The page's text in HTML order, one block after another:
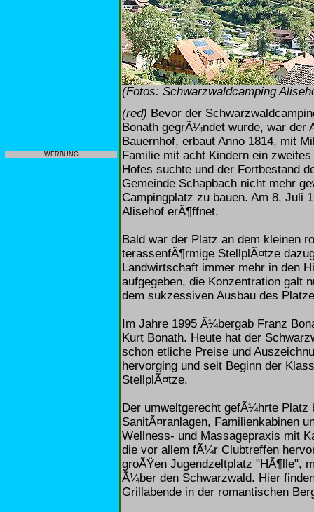
WERBUNG
(Fotos: Schwarzwaldcamping
(red) Bevor der
Bonath gegrÃ¼ndet wurde, war der
Bauernhof, erbaut Anno 1814, mit
Familie mit acht Kindern ein
Hofes suchte und der Fortbestand
Gemeinde Schapbach nicht mehr
Campingplatz zu bauen. Am 8. Juli
Alisehof erÃ¶ffnet.
Bald war der Platz an dem kleinen
terassenfÃ¶rmige StellplÃ¤tze
Landwirtschaft immer mehr in den
aufgegeben, die Konzentration galt
dem sukzessiven Ausbau des
Im Jahre 1995 Ã¼bergab Franz
Kurt Bonath. Heute hat der
schon etliche Preise und
hervorging und seit Beginn der
StellplÃ¤tze.
Der umweltgerecht gefÃ¼hrte Platz
SanitÃ¤ranlagen, Familienkabinen
Wellness- und Massagepraxis mit
die vor allem fÃ¼r Clubtreffen
groÃŸen Jugendzeltplatz "HÃ¶lle",
Ã¼ber den Schwarzwald. Hier
Grillabende in der romantischen